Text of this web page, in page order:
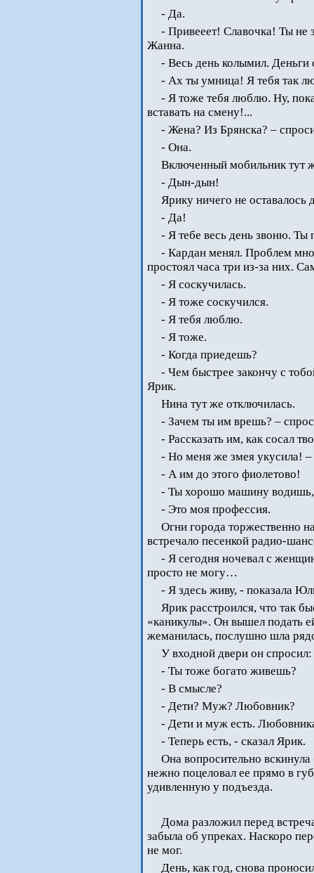
- Да.
- Привееет! Славочка! Ты не
Жанна.
- Весь день колымил. Деньги
- Ах ты умница! Я тебя так
- Я тоже тебя люблю. Ну,
вставать на смену!...
- Жена? Из Брянска? –
- Она.
Включенный мобильник тут
- Дын-дын!
Ярику ничего не оставалось
- Да!
- Я тебе весь день звоню. Ты
- Кардан менял. Проблем
простоял часа три из-за них.
- Я соскучилась.
- Я тоже соскучился.
- Я тебя люблю.
- Я тоже.
- Когда приедешь?
- Чем быстрее закончу с
Ярик.
Нина тут же отключилась.
- Зачем ты им врешь? –
- Рассказать им, как сосал
- Но меня же змея укусила!
- А им до этого фиолетово!
- Ты хорошо машину водишь,
- Это моя профессия.
Огни города торжественно
встречало песенкой радио-
- Я сегодня ночевал с
просто не могу…
- Я здесь живу, - показала
Ярик расстроился, что так
«каникулы». Он вышел подать
жеманилась, послушно шла
У входной двери он спросил:
- Ты тоже богато живешь?
- В смысле?
- Дети? Муж? Любовник?
- Дети и муж есть.
- Теперь есть, - сказал Ярик.
Она вопросительно
нежно поцеловал ее прямо в
удивленную у подъезда.
Дома разложил перед
забыла об упреках. Наскоро
не мог.
День, как год, снова